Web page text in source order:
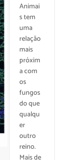
Animai
s tem
uma
relação
mais
próxim
a com
os
fungos
do que
qualqu
er
outro
reino.
Mais de